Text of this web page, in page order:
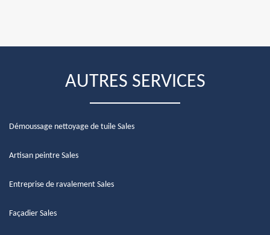
AUTRES SERVICES
Démoussage nettoyage de tuile Sales
Artisan peintre Sales
Entreprise de ravalement Sales
Façadier Sales